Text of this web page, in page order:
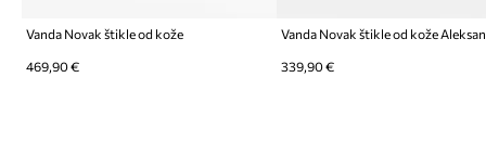
Vanda Novak štikle od kože
469,90 € 339,90 €